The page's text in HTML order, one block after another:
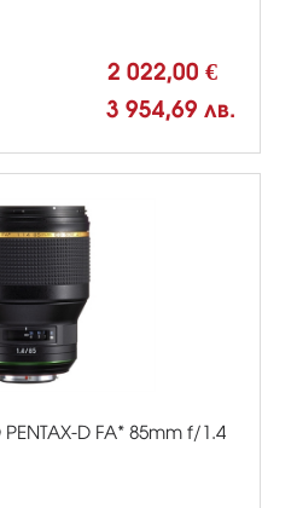
2 022,00 €
3 954,69 лв.
D FA* 85mm f/1.4